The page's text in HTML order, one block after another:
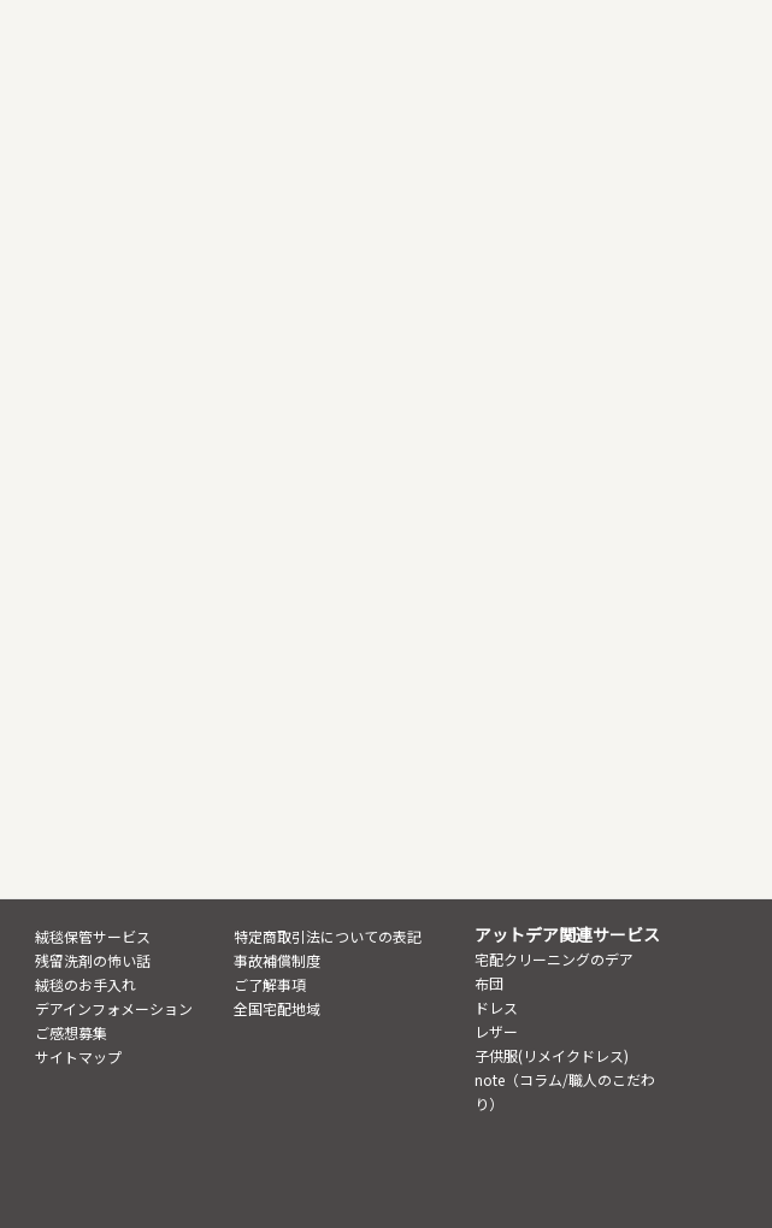
絨毯保管サービス
残留洗剤の怖い話
絨毯のお手入れ
デアインフォメーション
ご感想募集
サイトマップ
特定商取引法についての表記
事故補償制度
ご了解事項
全国宅配地域
アットデア関連サービス
宅配クリーニングのデア
布団
ドレス
レザー
子供服(リメイクドレス)
note（コラム/職人のこだわ
り）